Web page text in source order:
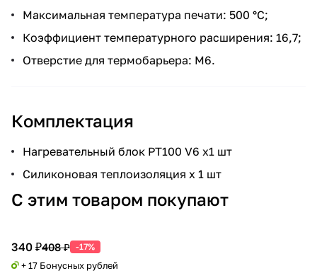
Максимальная температура печати: 500 °C;
Коэффициент температурного расширения: 16,7;
Отверстие для термобарьера: M6.
Комплектация
Нагревательный блок PT100 V6 x1 шт
Силиконовая теплоизоляция х 1 шт
С этим товаром покупают
340 ₽408 ₽ -17%
+ 17 Бонусных рублей